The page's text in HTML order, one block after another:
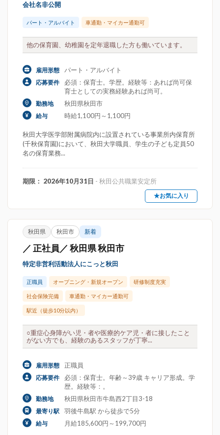
会社名非公開
パート・アルバイト 車通勤・マイカー通勤可
他の保育園、幼稚園を定年退職した方も働いています。
雇用形態 パート・アルバイト
応募要件
必須：保育士。学歴。経験等：あれば尚可保
育士としての実務経験あれば尚可。
勤務地 秋田県秋田市
給与 時給1,100円～1,100円
秋田大学医学部附属病院内に設置されている事業所内保育所
(千秋保育園)において、秋田大学職員、学生の子ども定員50
名の保育業務...
期限： 2026年10月31日 - 秋田公共職業安定所
★お気に入り
秋田県 秋田市 新着
／ 正社員／ 秋田県 秋田市
特定非営利活動法人にこっと秋田
正職員 オープニング・新規オープン 研修制度充実
社会保険完備 車通勤・マイカー通勤可
駅近（徒歩10分以内）
○重症心身障がい児・者や医療的ケア児・者に接したこと
がない方でも、経験のあるスタッフが丁寧...
雇用形態 正職員
応募要件
必須：保育士。年齢～39歳 キャリア形成。学
歴。経験等：。
勤務地 秋田県秋田市牛島西2丁目3-18
最寄り駅 羽後牛島駅 から徒歩で5分
給与 月給185,600円～199,700円